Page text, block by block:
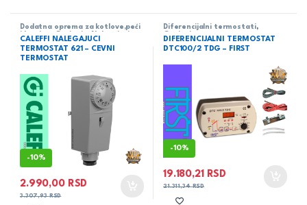
Dodatna oprema za kotlove,peći
i kamine ,Grejanje,Nalegajuci -
cevni termostat
CALEFFI NALEGAJUCI
TERMOSTAT 621 – CEVNI
TERMOSTAT
-10%
2.990,00 RSD
3.307,93RSD
Diferencijalni termostati,
Grejanje
DIFERENCIJALNI TERMOSTAT
DTC100/2 TDG – FIRST
-10%
19.180,21 RSD
21.311,34RSD